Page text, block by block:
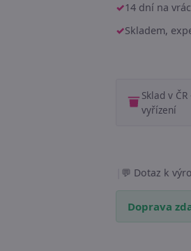
14 dní na
Skladem,
Sklad v
vyřízení
Dotaz k
Doprava